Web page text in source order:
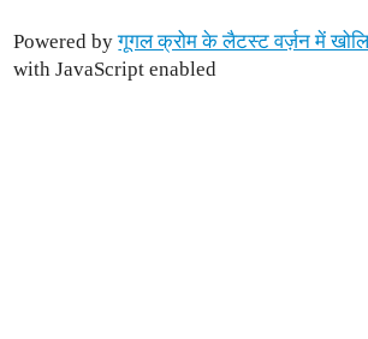
Powered byगूगल क्रोम के लैटस्ट वर्ज़न में
with JavaScript enabled